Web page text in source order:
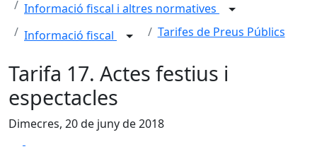
Informació fiscal i altres normatives
Informació fiscal
Tarifes de Preus Públics
Tarifa 17. Actes festius i
espectacles
Dimecres, 20 de juny de 2018